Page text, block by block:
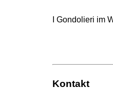
I Gondolieri im
Kontakt